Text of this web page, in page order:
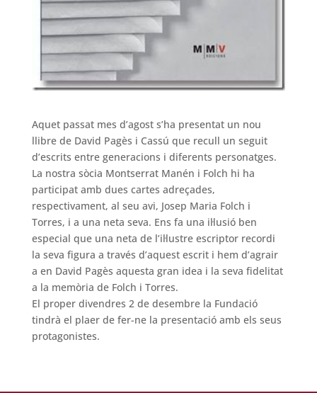
Aquet passat mes d’agost s’ha presentat un nou
llibre de David Pagès i Cassú que recull un seguit
d’escrits entre generacions i diferents personatges.
La nostra sòcia Montserrat Manén i Folch hi ha
participat amb dues cartes adreçades,
respectivament, al seu avi, Josep Maria Folch i
Torres, i a una neta seva. Ens fa una il·lusió ben
especial que una neta de l’il·lustre escriptor recordi
la seva figura a través d’aquest escrit i hem d’agrair
a en David Pagès aquesta gran idea i la seva fidelitat
a la memòria de Folch i Torres.
El proper divendres 2 de desembre la Fundació
tindrà el plaer de fer-ne la presentació amb els seus
protagonistes.